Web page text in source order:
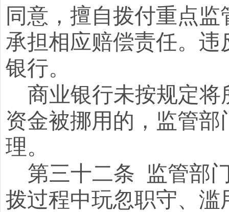
同意，擅自拨付重点
承担相应赔偿责任。
银行。
商业银行未按规定
资金被挪用的，监管
理。
第三十二条
监管部
拨过程中玩忽职守、